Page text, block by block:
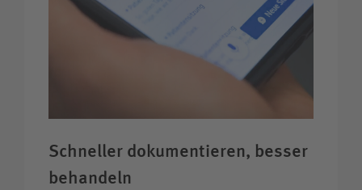
Schneller dokumentieren, besser
behandeln